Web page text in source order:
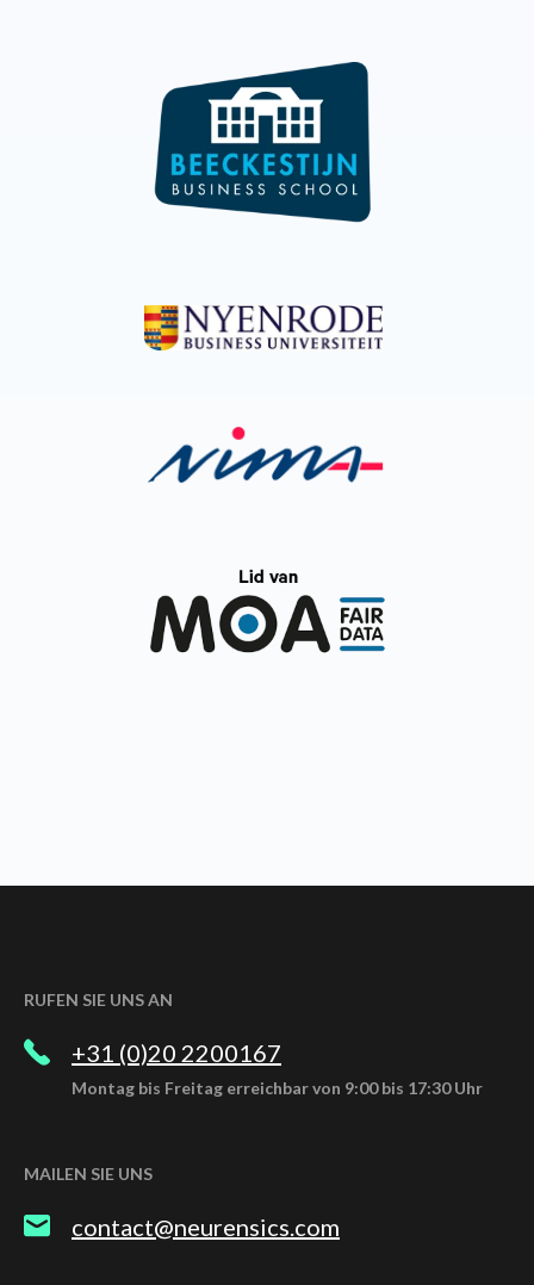
RUFEN SIE UNS AN
+31 (0)20 2200167
Montag bis Freitag erreichbar von 9:00 bis 17:30 Uhr
MAILEN SIE UNS
contact@neurensics.com